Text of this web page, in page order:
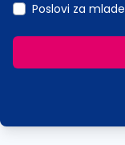
Poslovi za mlade